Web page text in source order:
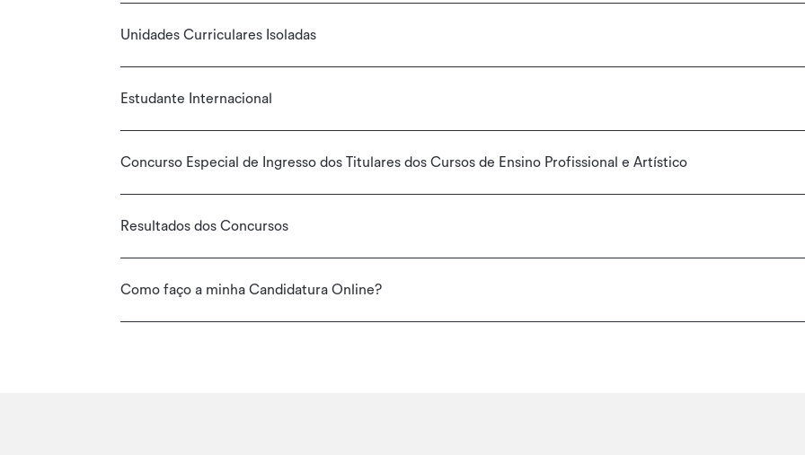
Unidades Curriculares Isoladas
Estudante Internacional
Concurso Especial de Ingresso dos Titulares dos Cursos de Ensino Profissional e Artístico
Resultados dos Concursos
Como faço a minha Candidatura Online?